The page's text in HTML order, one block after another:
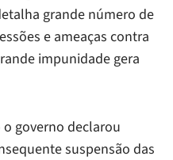
grande número de
e ameaças contra
impunidade gera
governo declarou
suspensão das